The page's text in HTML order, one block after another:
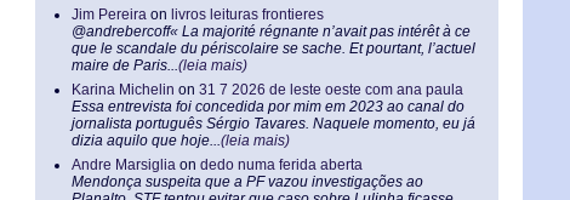
Jim Pereira on livros leituras frontieres
@andrebercoff« La majorité régnante n’avait pas intérêt à ce
que le scandale du périscolaire se sache. Et pourtant, l’actuel
maire de Paris...(leia mais)
Karina Michelin on 31 7 2026 de leste oeste com ana paula
Essa entrevista foi concedida por mim em 2023 ao canal do
jornalista português Sérgio Tavares. Naquele momento, eu já
dizia aquilo que hoje...(leia mais)
Andre Marsiglia on dedo numa ferida aberta
Mendonça suspeita que a PF vazou investigações ao